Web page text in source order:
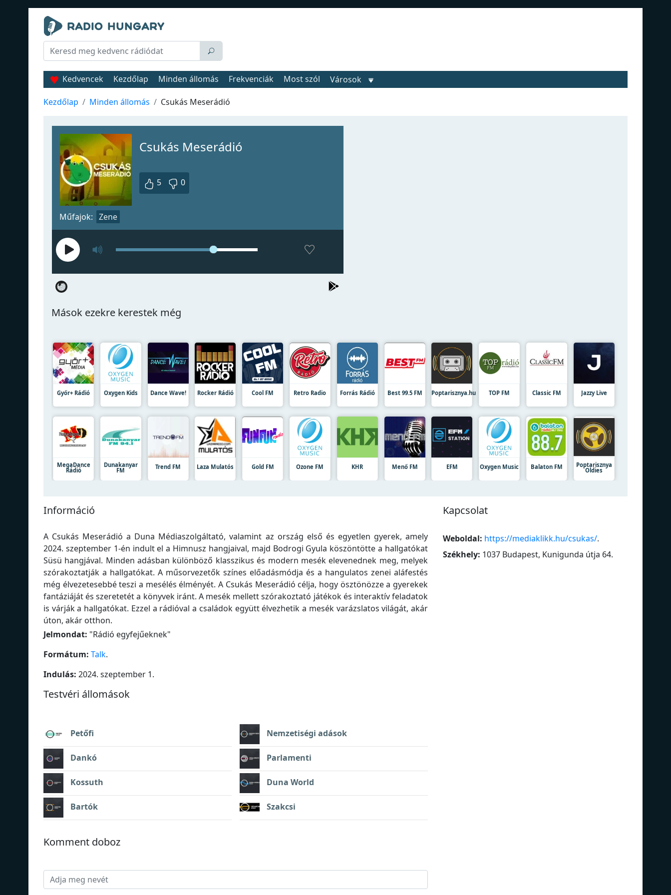
Kedvencek Kezdőlap Minden állomás Frekvenciák Most szól Városok
Kezdőlap Minden állomás Csukás Meserádió
Csukás Meserádió
5 0
Műfajok: Zene
Mások ezekre kerestek még
Győr+ Rádió Oxygen Kids Dance Wave! Rocker Rádió Cool FM Retro Radio Forrás Rádió Best 99.5 FM Poptarisznya.hu TOP FM Classic FM Jazzy Live
MegaDance
Rádió
Dunakanyar
FM Trend FM Laza Mulatós Gold FM Ozone FM KHR Menő FM EFM Oxygen Music Balaton FM Poptarisznya
Oldies
Információ
A Csukás Meserádió a Duna Médiaszolgáltató, valamint az ország első és egyetlen gyerek, amely
2024. szeptember 1-én indult el a Himnusz hangjaival, majd Bodrogi Gyula köszöntötte a hallgatókat
Süsü hangjával. Minden adásban különböző klasszikus és modern mesék elevenednek meg, melyek
szórakoztatják a hallgatókat. A műsorvezetők színes előadásmódja és a hangulatos zenei aláfestés
még élvezetesebbé teszi a mesélés élményét. A Csukás Meserádió célja, hogy ösztönözze a gyerekek
fantáziáját és szeretetét a könyvek iránt. A mesék mellett szórakoztató játékok és interaktív feladatok
is várják a hallgatókat. Ezzel a rádióval a családok együtt élvezhetik a mesék varázslatos világát, akár
úton, akár otthon.
Jelmondat: "Rádió egyfejűeknek"
Formátum: Talk.
Indulás: 2024. szeptember 1.
Testvéri állomások
Petőfi
Dankó
Kossuth
Bartók
Nemzetiségi adások
Parlamenti
Duna World
Szakcsi
Kapcsolat
Weboldal: https://mediaklikk.hu/csukas/.
Székhely: 1037 Budapest, Kunigunda útja 64.
Komment doboz